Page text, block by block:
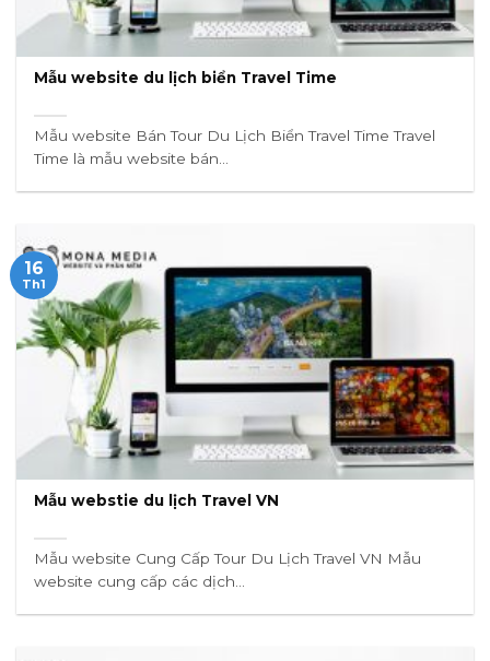
Mẫu website du lịch biển Travel Time
Mẫu website Bán Tour Du Lịch Biển Travel Time Travel
Time là mẫu website bán...
Mẫu webstie du lịch Travel VN
Mẫu website Cung Cấp Tour Du Lịch Travel VN Mẫu
website cung cấp các dịch...
16
Th1